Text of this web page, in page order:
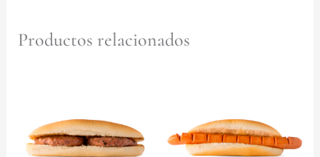
Productos relacionados